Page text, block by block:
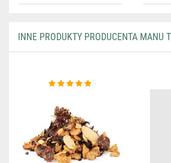
INNE PRODUKTY PRODUCENTA MANU